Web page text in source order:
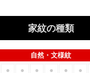
家紋の種類
自然・文様紋